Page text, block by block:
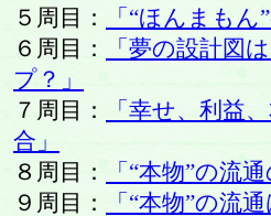
５周目：
「“ほんまも
６周目：
「夢の設計図
プ？」
７周目：
「幸せ、利益
合」
８周目：
「“本物”の流
９周目：
「“本物”の流